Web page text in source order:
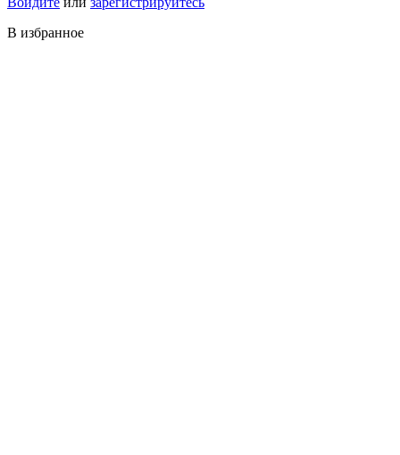
В избранное